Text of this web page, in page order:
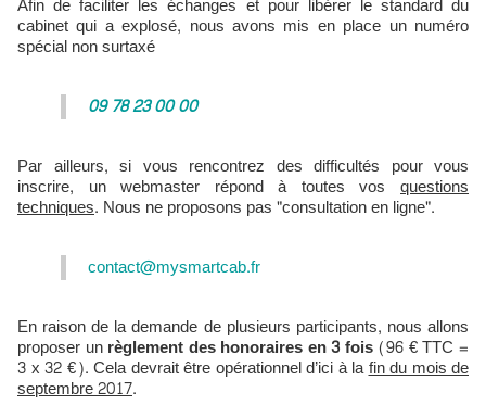
Afin de faciliter les échanges et pour libérer le standard du
cabinet qui a explosé, nous avons mis en place un numéro
spécial non surtaxé
09 78 23 00 00
Par ailleurs, si vous rencontrez des difficultés pour vous
inscrire, un webmaster répond à toutes vos questions
techniques. Nous ne proposons pas "consultation en ligne".
contact@mysmartcab.fr
En raison de la demande de plusieurs participants, nous allons
proposer unrèglement des honoraires en 3 fois(96 € TTC =
3 x 32 €). Cela devrait être opérationnel d’ici à lafin du mois de
septembre 2017.